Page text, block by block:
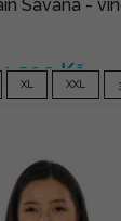
Savana -
1 290 Kč
XL XXL